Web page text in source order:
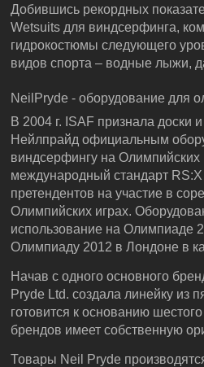
Добившись рекордных
Wetsuits для виндсерфинга,
гидрокостюмы следующего
видов спорта – водные лыжи,
NeilPryde - оборудование для
В 2004 г. ISAF признала доски
Нейлпрайд официальным
виндсерфингу на Олимпийских
международный стандарт
претендентов на участие в
Олимпийских играх.
использование на Олимпиаде
Олимпиаду 2012 в Лондоне в
Начав с одного основного
Pryde Ltd. создала линейку из
готовится к основанию
брендов имеет собственную
Товары Neil Pryde